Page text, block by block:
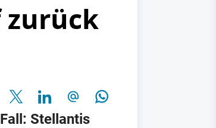
zurück
Stellantis